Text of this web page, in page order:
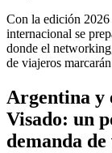
Con la edición
internacional se
donde el
de viajeros
Argentina y
Visado: un
demanda